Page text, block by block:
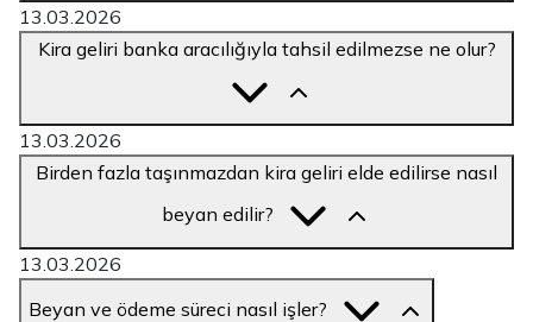
13.03.2026
Kira geliri banka aracılığıyla tahsil edilmezse ne olur?
13.03.2026
Birden fazla taşınmazdan kira geliri elde edilirse nasıl
beyan edilir?
13.03.2026
Beyan ve ödeme süreci nasıl işler?